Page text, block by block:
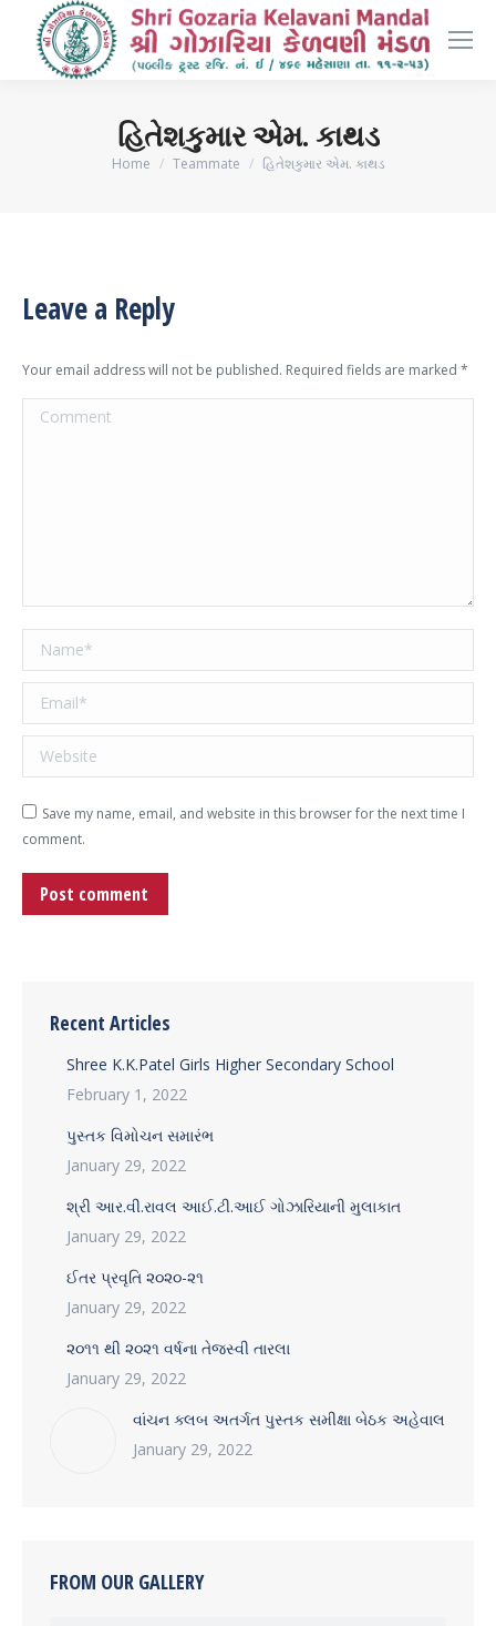
હિતેશકુમાર એમ. કાથડ
You are here:
Home Teammate હિતેશકુમાર એમ. કાથડ
Leave a Reply
Your email address will not be published. Required fields are marked *
Comment
Name *
Email *
Website
Save my name, email, and website in this browser for the next time I
comment.
Post comment
Recent Articles
Shree K.K.Patel Girls Higher Secondary School
February 1, 2022
પુસ્તક વિમોચન સમારંભ
January 29, 2022
શ્રી આર.વી.રાવલ આઈ.ટી.આઈ ગોઝારિયાની મુલાકાત
January 29, 2022
ઈતર પ્રવૃતિ ૨૦૨૦-૨૧
January 29, 2022
૨૦૧૧ થી ૨૦૨૧ વર્ષના તેજસ્વી તારલા
January 29, 2022
વાંચન ક્લબ અતર્ગત પુસ્તક સમીક્ષા બેઠક અહેવાલ
January 29, 2022
FROM OUR GALLERY